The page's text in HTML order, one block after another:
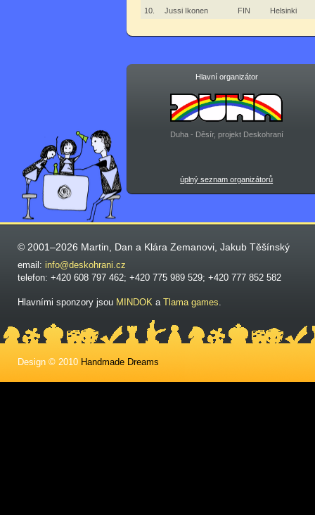
10. Jussi Ikonen FIN Helsinki
Hlavní organizátor
Duha - Děsír, projekt Deskohraní
úplný seznam organizátorů
© 2001–2026 Martin, Dan a Klára Zemanovi, Jakub Těšínský
email: info@deskohrani.cz
telefon: +420 608 797 462; +420 775 989 529; +420 777 852 582
Hlavními sponzory jsou MINDOK a Tlama games
Design © 2010 Handmade Dreams